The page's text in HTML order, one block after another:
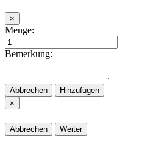
×
Menge:
Bemerkung:
Abbrechen
Hinzufügen
×
Abbrechen Weiter